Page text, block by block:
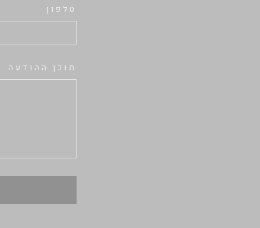
טלפון
תוכן ההודעה